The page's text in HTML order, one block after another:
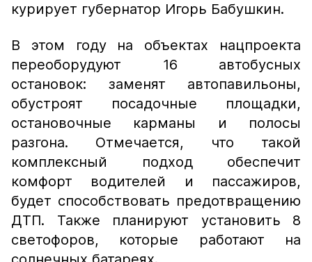
курирует губернатор Игорь Бабушкин.
В этом году на объектах нацпроекта
переоборудуют 16 автобусных
остановок: заменят автопавильоны,
обустроят посадочные площадки,
остановочные карманы и полосы
разгона. Отмечается, что такой
комплексный подход обеспечит
комфорт водителей и пассажиров,
будет способствовать предотвращению
ДТП. Также планируют установить 8
светофоров, которые работают на